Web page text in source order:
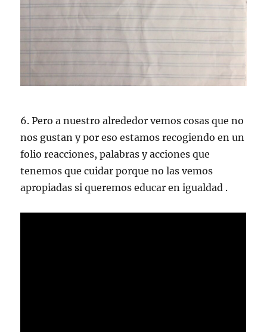
6. Pero a nuestro alrededor vemos cosas que no
nos gustan y por eso estamos recogiendo en un
folio reacciones, palabras y acciones que
tenemos que cuidar porque no las vemos
apropiadas si queremos educar en igualdad .